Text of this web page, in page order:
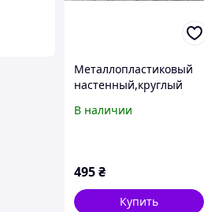
Металлопластиковый
настенный,круглый
спальню 4 м
В наличии
495₴
Купить